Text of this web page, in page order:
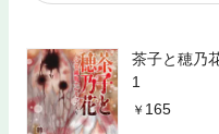
茶子と穂乃
1
165